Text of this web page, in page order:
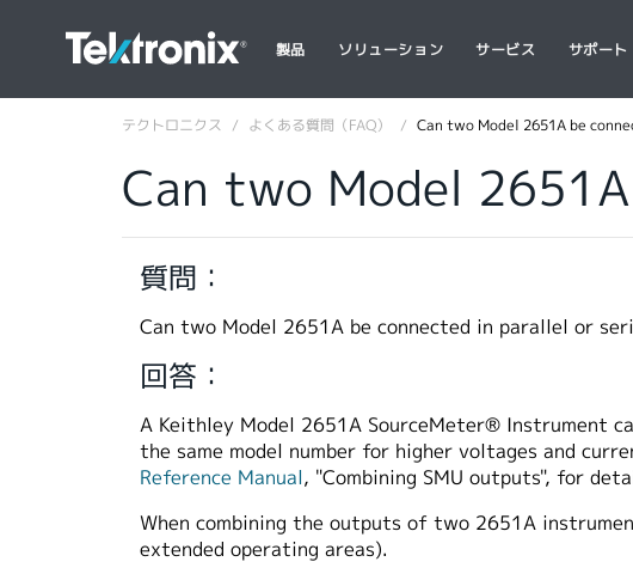
製品 ソリューション サービス サポート
テクトロニクス よくある質問（FAQ） Can two Model 2651A be
Can two Model
質問：
Can two Model 2651A be connected in parallel or
回答：
A Keithley Model 2651A SourceMeter® Instrument
the same model number for higher voltages and
Reference Manual, "Combining SMU outputs", for
When combining the outputs of two 2651A
extended operating areas).